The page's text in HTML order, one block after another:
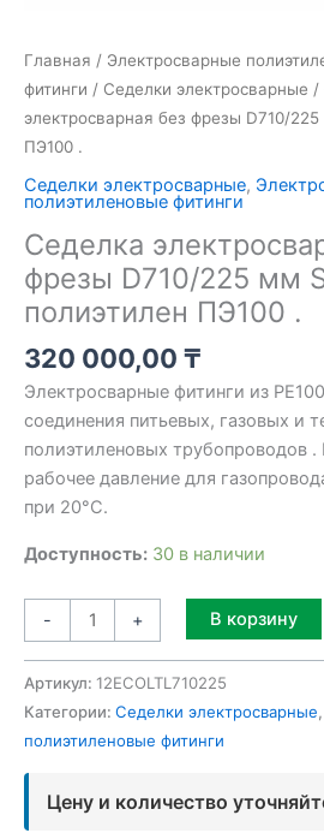
Главная / Электросварные
фитинги / Седелки электросварные /
электросварная без фрезы D710/225
ПЭ100 .
Седелки электросварные,
полиэтиленовые фитинги
Седелка
фрезы D710/225 мм
полиэтилен ПЭ100 .
320 000,00 ₸
Электросварные фитинги из
соединения питьевых, газовых и
полиэтиленовых трубопроводов
рабочее давление для
при 20°C.
Доступность: 30 в наличии
- + В корзину
Артикул: 12ECOLTL710225
Категории: Седелки электросварные,
полиэтиленовые фитинги
Цену и количество